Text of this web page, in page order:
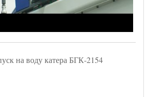
на воду катера БГК-2154